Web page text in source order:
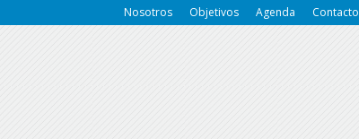
Nosotros Objetivos Agenda Contacto